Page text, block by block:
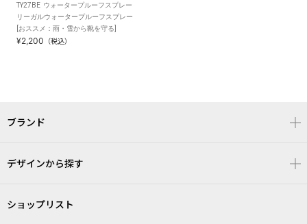
TY27BE ウォータープルーフスプレー
リーガルウォータープルーフスプレー
[おススメ：雨・雪から靴を守る]
¥2,200 （税込）
ブランド
デザインから探す
ショップリスト